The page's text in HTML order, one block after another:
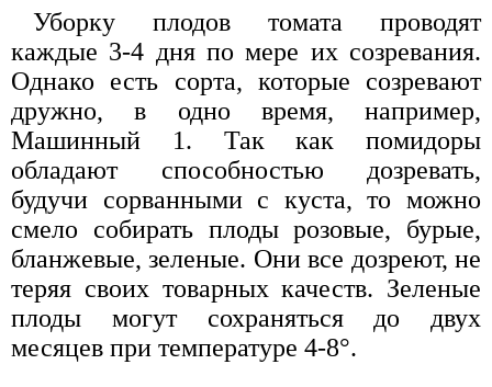
Уборку плодов томата проводят
каждые 3-4 дня по мере их созревания.
Однако есть сорта, которые созревают
дружно, в одно время, например,
Машинный 1. Так как помидоры
обладают способностью дозревать,
будучи сорванными с куста, то можно
смело собирать плоды розовые, бурые,
бланжевые, зеленые. Они все дозреют, не
теряя своих товарных качеств. Зеленые
плоды могут сохраняться до двух
месяцев при температуре 4-8°.